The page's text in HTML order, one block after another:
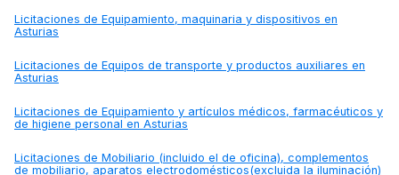
Licitaciones de Equipamiento, maquinaria y dispositivos en
Asturias
Licitaciones de Equipos de transporte y productos auxiliares en
Asturias
Licitaciones de Equipamiento y artículos médicos, farmacéuticos y
de higiene personal en Asturias
Licitaciones de Mobiliario (incluido el de oficina), complementos
de mobiliario, aparatos electrodomésticos(excluida la iluminación)